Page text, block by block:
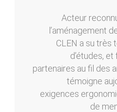
Acteur
l’aménagement
CLEN a su très
d’études,
partenaires au fil des
témoigne
exigences
de